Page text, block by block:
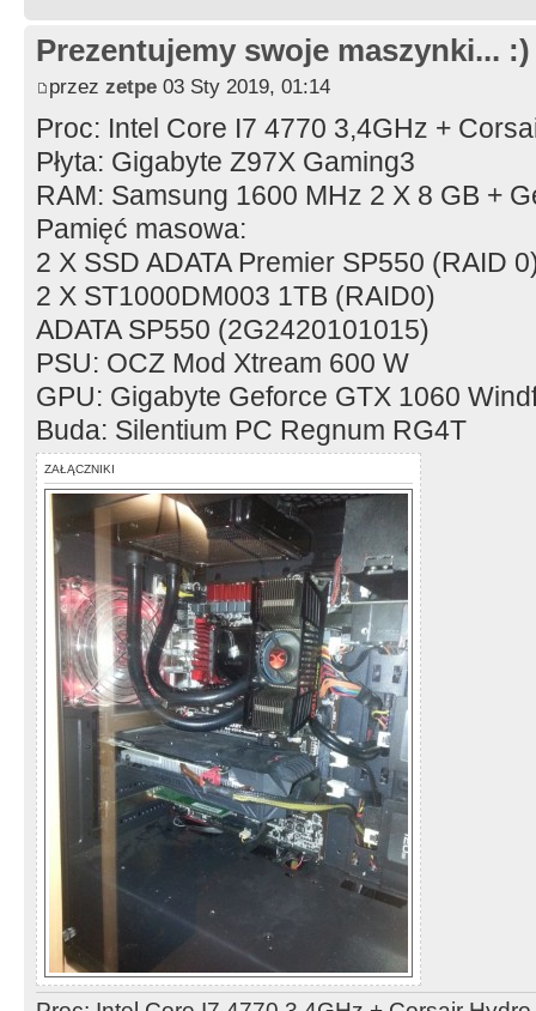
Prezentujemy swoje maszynki... :)
przez zetpe 03 Sty 2019, 01:14
Proc: Intel Core I7 4770 3,4GHz +
Płyta: Gigabyte Z97X Gaming3
RAM: Samsung 1600 MHz 2 X 8 GB +
Pamięć masowa:
2 X SSD ADATA Premier SP550 (RAID
2 X ST1000DM003 1TB (RAID0)
ADATA SP550 (2G2420101015)
PSU: OCZ Mod Xtream 600 W
GPU: Gigabyte Geforce GTX 1060
Buda: Silentium PC Regnum RG4T
ZAŁĄCZNIKI